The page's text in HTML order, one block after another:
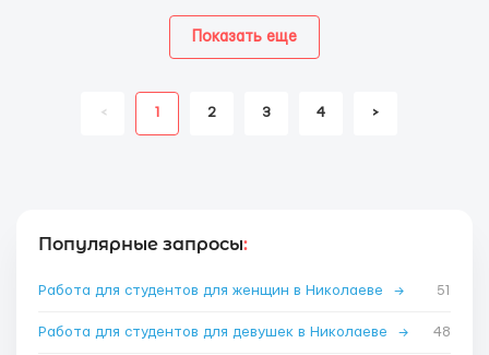
< 1 2 3 4 >
Показать еще
Популярные запросы:
Работа для студентов для женщин в Николаеве → 51
Работа для студентов для девушек в Николаеве → 48